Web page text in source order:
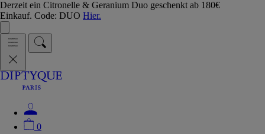
Derzeit ein Citronelle & Geranium Duo geschenkt ab 180€
Einkauf. Code: DUO Hier.
0